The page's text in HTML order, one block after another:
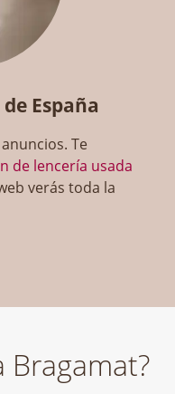
España
Te
de lencería usada
verás toda la
Bragamat?